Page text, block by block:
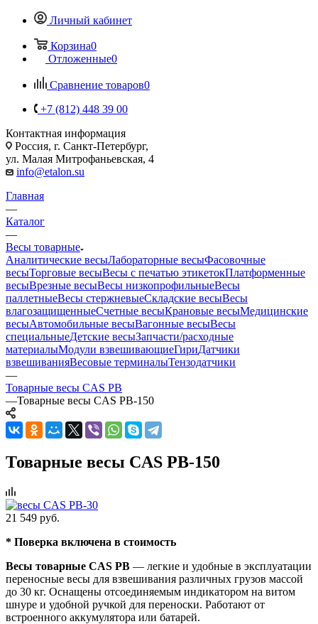
Личный кабинет
Корзина0
Отложенные0
Сравнение товаров0
+7 (812) 448 39 00
Контактная информация
Россия, г. Санкт-Петербург,
ул. Малая Митрофаньевская, 4
info@etalon.su
Главная
—
Каталог
—
Весы товарные
Аналитические весыЛабораторные весыФасовочные
весыТорговые весыВесы с печатью этикетокПлатформенные
весыВрезные весыВесы низкопрофильныеВесы
паллетныеВесы стержневыеСкладские весыВесы
влагозащищенныеСчетные весыКрановые весыМедицинские
весыАвтомобильные весыВагонные весыВесы
специальныеДетские весыЗапчасти/расходные
материалыМодули взвешивающиеГириДатчики
взвешиванияВесовые терминалыТензодатчики
—
Товарные весы CAS PB
—Товарные весы CAS PB-150
Товарные весы CAS PB-150
21 549 руб.
* Поверка включена в стоимость
Весы товарные CAS PB — легкие и удобные в эксплуатации
переносные весы для взвешивания различных грузов массой
до 30 кг. Оснащены отсоединяемым индикатором на витом
шнуре и удобной ручкой для переноски. Работают от
встроенного аккумулятора или батарей.